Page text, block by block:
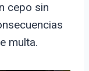
cepo sin
multa.